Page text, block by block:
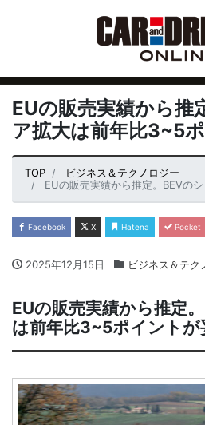
EUの販売実績から推
ア拡大は前年比3~5
TOP
ビジネス＆テクノロジー
EUの販売実績から推定。BEVのシェア拡
Facebook X Hatena Pocket
2025年12月15日 ビジネス＆テク
EUの販売実績から推定
は前年比3~5ポイントが